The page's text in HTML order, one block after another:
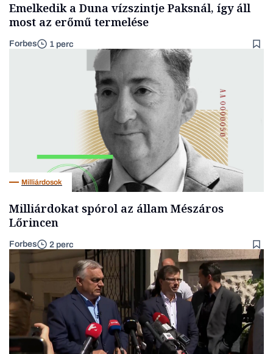
Emelkedik a Duna vízszintje Paksnál, így áll
most az erőmű termelése
Forbes 1 perc
Milliárdosok
Milliárdokat spórol az állam Mészáros
Lőrincen
Forbes 2 perc